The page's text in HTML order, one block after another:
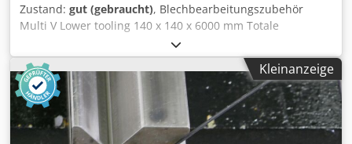
Zustand: gut (gebraucht), Blechbearbeitungszubehör
Multi V Lower tooling 140 x 140 x 6000 mm Totale
Länge:6000mm Crodpfx Apezc Izgorjf Totale Breite:140 x
140mm V-Breite: 8 - 10 - 16 - 20 - 24 - 30 - 40mm Bitte
beachten Sie: Die Informationen auf dieser Seite wurden
nach bestem Wissen undGewissen von uns , und soweit
möglich , vom Hersteller bezogen.Die Informationen
werden im guten Glauben abgegeben, aber die
Genauigkeit kann nichtgarantiert werden.
Kleinanzeige